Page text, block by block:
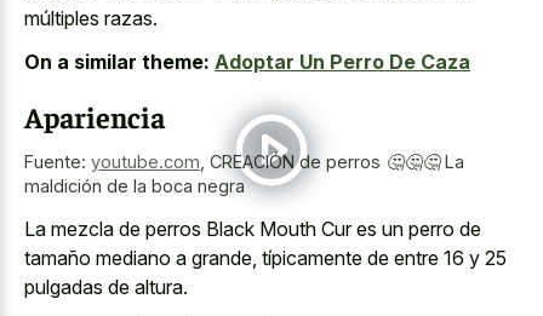
múltiples razas.
On a similar theme: Adoptar Un Perro De Caza
Apariencia
Fuente: youtube.com CREACIÓN de perros 🤔🤔🤔 La
maldición de la boca negra
La mezcla de perros Black Mouth Cur es un perro de
tamaño mediano a grande, típicamente de entre 16 y 25
pulgadas de altura.